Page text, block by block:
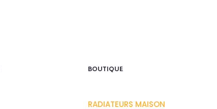
BOUTIQUE
RADIATEURS MAISON